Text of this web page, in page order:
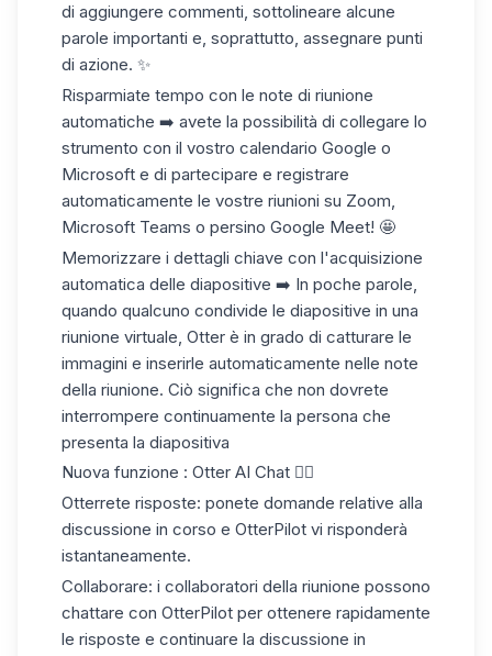
di aggiungere commenti, sottolineare alcune
parole importanti e, soprattutto, assegnare punti
di azione. ✨
Risparmiate tempo con le note di riunione
automatiche ➡️ avete la possibilità di collegare lo
strumento con il vostro calendario Google o
Microsoft e di partecipare e registrare
automaticamente le vostre riunioni su Zoom,
Microsoft Teams o persino Google Meet! 🤩
Memorizzare i dettagli chiave con l'acquisizione
automatica delle diapositive ➡️ In poche parole,
quando qualcuno condivide le diapositive in una
riunione virtuale, Otter è in grado di catturare le
immagini e inserirle automaticamente nelle note
della riunione. Ciò significa che non dovrete
interrompere continuamente la persona che
presenta la diapositiva
Nuova funzione : Otter AI Chat 👇🏼
Otterrete risposte: ponete domande relative alla
discussione in corso e OtterPilot vi risponderà
istantaneamente.
Collaborare: i collaboratori della riunione possono
chattare con OtterPilot per ottenere rapidamente
le risposte e continuare la discussione in